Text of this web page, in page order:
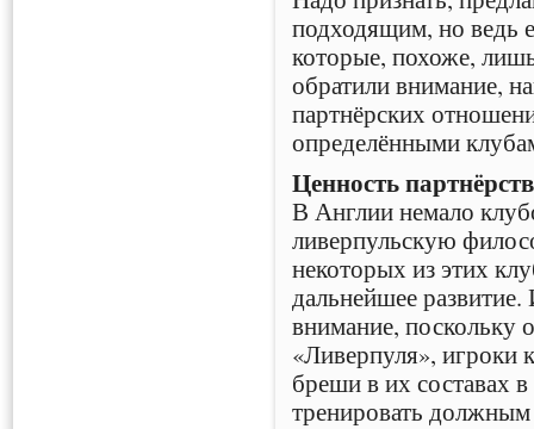
подходящим, но ведь
которые, похоже,
обратили внимание,
партнёрских
определёнными
Ценность
В Англии немало
ливерпульскую
некоторых из этих
дальнейшее
внимание, поскольку
«Ливерпуля», игроки
бреши в их составах
тренировать